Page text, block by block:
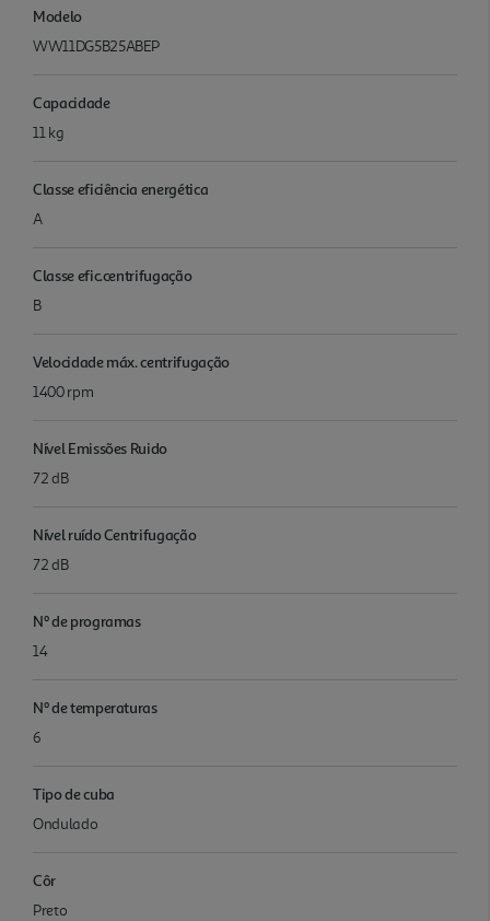
Modelo
WW11DG5B25ABEP
Capacidade
11 kg
Classe eficiência energética
A
Classe efic.centrifugação
B
Velocidade máx. centrifugação
1400 rpm
Nível Emissões Ruido
72 dB
Nível ruído Centrifugação
72 dB
Nº de programas
14
Nº de temperaturas
6
Tipo de cuba
Ondulado
Côr
Preto